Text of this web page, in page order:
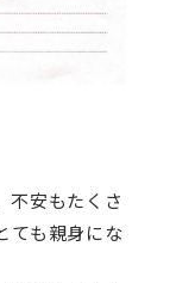
不安もたくさ
ても親身にな